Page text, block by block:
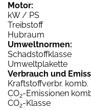
Motor:
kW / PS
Treibstoff
Hubraum
Umweltnormen:
Schadstoffklasse
Umweltplakette
Verbrauch und
Kraftstoffverbr. komb.
CO2-Emissionen
CO2-Klasse